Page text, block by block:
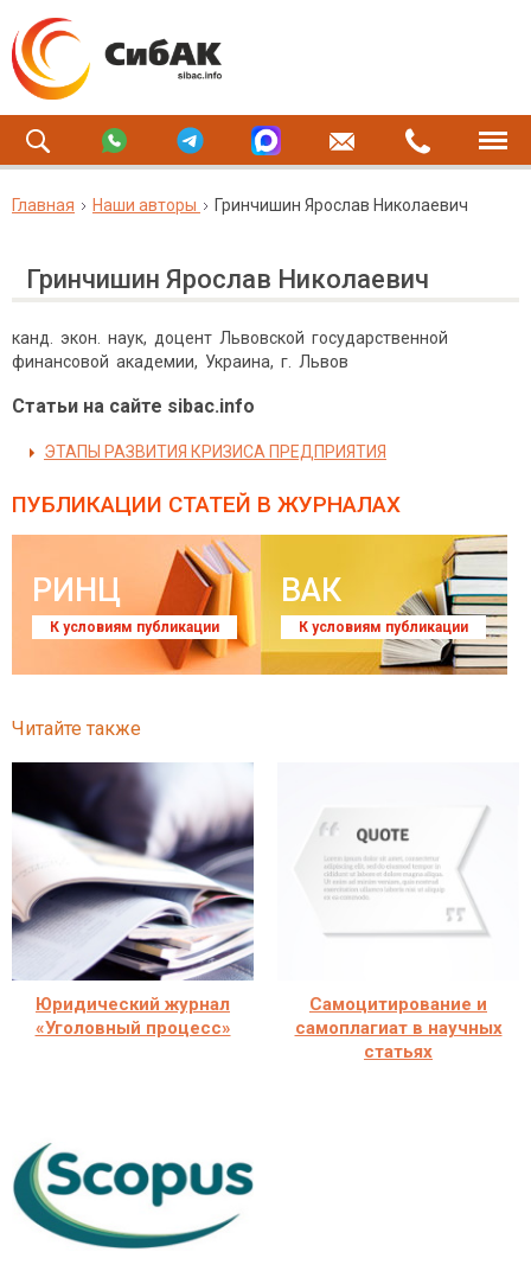
Главная Наши авторы Гринчишин Ярослав Николаевич
Гринчишин Ярослав Николаевич
канд. экон. наук, доцент Львовской государственной
финансовой академии, Украина, г. Львов
Статьи на сайте sibac.info
ЭТАПЫ РАЗВИТИЯ КРИЗИСА ПРЕДПРИЯТИЯ
ПУБЛИКАЦИИ СТАТЕЙ В ЖУРНАЛАХ
РИНЦ
К условиям публикации
ВАК
К условиям публикации
Читайте также
Юридический журнал
«Уголовный процесс»
Самоцитирование и
самоплагиат в научных
статьях